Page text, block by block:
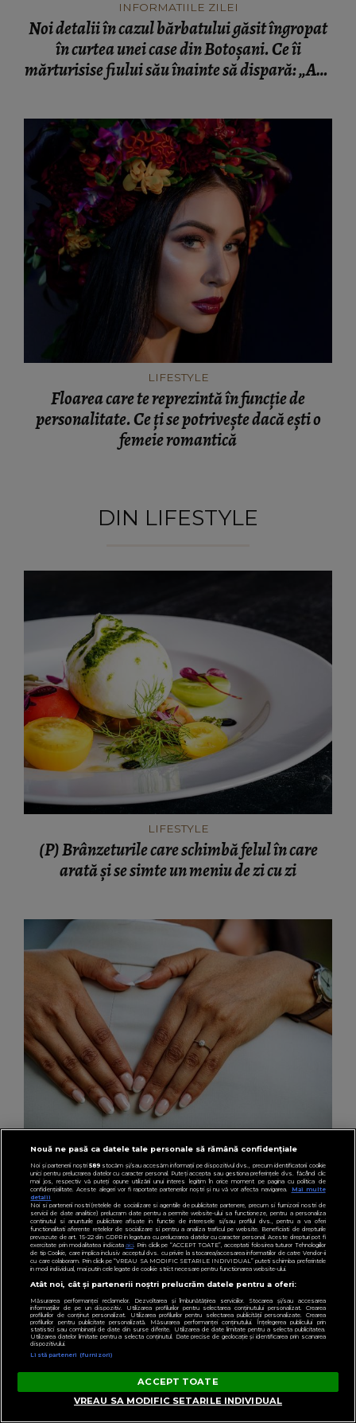
INFORMATIILE ZILEI
Noi detalii în cazul bărbatului găsit îngropat
în curtea unei case din Botoșani. Ce îi
mărturisise fiului său înainte să dispară: „Așa
LIFESTYLE
Floarea care te reprezintă în funcție de
personalitate. Ce ți se potrivește dacă ești o
femeie romantică
DIN LIFESTYLE
LIFESTYLE
(P) Brânzeturile care schimbă felul în care
arată și se simte un meniu de zi cu zi
LIFESTYLE
(P) Cum alegi inelul de logodnă potrivit când
vrei eleganță fără efort
Nouă ne pasă ca datele tale personale să rămână confidențiale
Noi și partenerii noștri589stocăm și/sau accesăm informații pe dispozitivul dvs., precum identificatorii cookie
unici pentru prelucrarea datelor cu caracter personal. Puteți accepta sau gestiona preferințele dvs. făcând clic
mai jos, respectiv vă puteți opune utilizării unui interes legitim în orice moment pe pagina cu politica de
confidențialitate. Aceste alegeri vor fi raportate partenerilor noștri și nu vă vor afecta navigarea.
Mai multe
detalii
Noi si partenerii nostri (retelele de socializare si agentiile de publicitate partenere, precum si furnizorii nostri de
servicii de date analitice) prelucram date pentru a permite website-ului sa functioneze, pentru a personaliza
continutul si anunturile publicitare afisate in functie de interesele si/sau profilul dvs., pentru a va oferi
functionalitati aferente retelelor de socializare si pentru a analiza traficul pe website. Beneficiati de drepturile
prevazute de art. 15-22 din GDPR in legatura cu prelucrarea datelor cu caracter personal. Aceste drepturi pot fi
exercitate prin modalitatea indicataaici. Prin click pe “ACCEPT TOATE”, acceptati folosirea tuturor Tehnologiilor
de tip Cookie, care implica inclusiv acceptul dvs. cu privire la stocarea/accesarea informatiilor de catre Vendor-ii
cu care colaboram. Prin click pe “VREAU SA MODIFIC SETARILE INDIVIDUAL” puteti schimba preferintele
in mod individual, mai putin cele legate de cookie strict necesare pentru functionarea website-ului.
Atât noi, cât și partenerii noștri prelucrăm datele pentru a oferi:
Măsurarea performanței reclamelor. Dezvoltarea și îmbunătățirea serviciilor. Stocarea și/sau accesarea
informațiilor de pe un dispozitiv. Utilizarea profilurilor pentru selectarea conținutului personalizat. Crearea
profilurilor de conținut personalizat. Utilizarea profilurilor pentru selectarea publicității personalizate. Crearea
profilurilor pentru publicitate personalizată. Măsurarea performanței conținutului. Înțelegerea publicului prin
statistici sau combinații de date din surse diferite. Utilizarea de date limitate pentru a selecta publicitatea.
Utilizarea datelor limitate pentru a selecta conținutul. Date precise de geolocație și identificarea prin scanarea
dispozitivului.
Listă parteneri (furnizori)
ACCEPT TOATE
VREAU SA MODIFIC SETARILE INDIVIDUAL